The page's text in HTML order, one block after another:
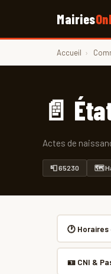
Mairies
Accueil ›
📄
Actes de
📮 65230 🗺
🕐 Horaires
🪪 CNI &